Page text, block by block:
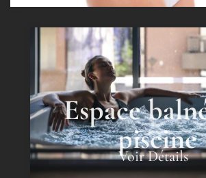
Espace
piscine
Voir Détails